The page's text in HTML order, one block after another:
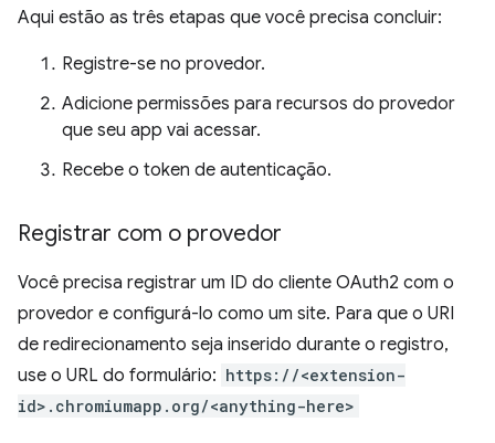
Aqui estão as três etapas que você precisa concluir:
Registre-se no provedor.
Adicione permissões para recursos do provedor
que seu app vai acessar.
Recebe o token de autenticação.
Registrar com o provedor
Você precisa registrar um ID do cliente OAuth2 com o
provedor e configurá-lo como um site. Para que o URI
de redirecionamento seja inserido durante o registro,
use o URL do formulário: https://<extension-
id>.chromiumapp.org/<anything-here>